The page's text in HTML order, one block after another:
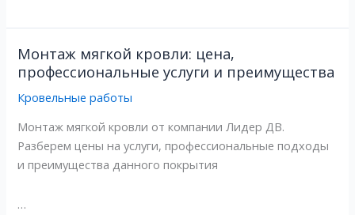
Монтаж мягкой кровли: цена,
профессиональные услуги и преимущества
Кровельные работы
Монтаж мягкой кровли от компании Лидер ДВ.
Разберем цены на услуги, профессиональные подходы
и преимущества данного покрытия
…
Монтаж
мягкой
кровли:
профессиональные
услуги
и
Монтаж
мягкой
кровли:
профессиональные
услуги
и